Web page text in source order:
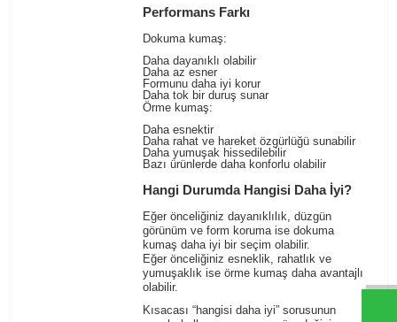
Performans Farkı
Dokuma kumaş:
Daha dayanıklı olabilir
Daha az esner
Formunu daha iyi korur
Daha tok bir duruş sunar
Örme kumaş:
Daha esnektir
Daha rahat ve hareket özgürlüğü sunabilir
Daha yumuşak hissedilebilir
Bazı ürünlerde daha konforlu olabilir
Hangi Durumda Hangisi Daha İyi?
Eğer önceliğiniz dayanıklılık, düzgün
görünüm ve form koruma ise dokuma
kumaş daha iyi bir seçim olabilir.
Eğer önceliğiniz esneklik, rahatlık ve
yumuşaklık ise örme kumaş daha avantajlı
olabilir.
Kısacası “hangisi daha iyi” sorusunun